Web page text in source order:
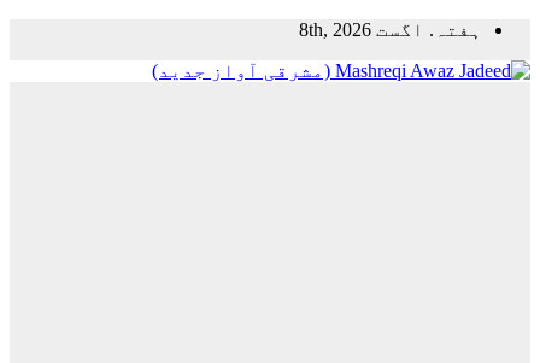
Skip
content
ہفتہ. اگست 8th, 2026